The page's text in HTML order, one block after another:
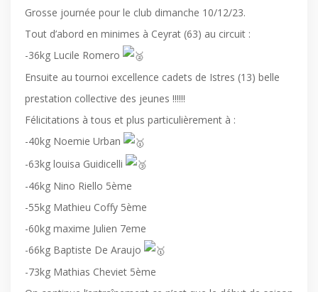
Grosse journée pour le club dimanche 10/12/23.
Tout d’abord en minimes à Ceyrat (63) au circuit :
-36kg Lucile Romero
Ensuite au tournoi excellence cadets de Istres (13) belle
prestation collective des jeunes !!!!!!
Félicitations à tous et plus particulièrement à :
-40kg Noemie Urban
-63kg louisa Guidicelli
-46kg Nino Riello 5ème
-55kg Mathieu Coffy 5ème
-60kg maxime Julien 7eme
-66kg Baptiste De Araujo
-73kg Mathias Cheviet 5ème